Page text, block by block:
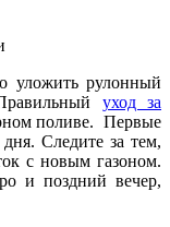
уложить рулонный
уход за
поливе. Первые
Следите за тем,
с новым газоном.
и поздний вечер,